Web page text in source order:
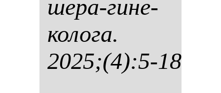
ше­ра-ги­не­
ко­ло­га.
2025;(4):5-18